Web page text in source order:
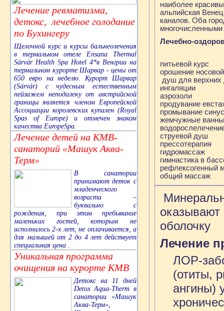
Лечение ревматизма,
детокс, лечебное голодание
по Бухингеру
Щелочной курс и курсы бальнеолечения
в термальном отеле Ensana Thermal
Sárvár Health Spa Hotel 4*в Венгрии на
термальном курорте Шарвар - цены от
650 евро на неделю. Курорт Шарвар
(Sárvár) с чудесным естественным
пейзажем неподалеку от австрийской
границы является членом Европейской
Ассоциации королевских купален (Royal
Spas of Europe) и отмечен знаком
качества EuropeSpa.
Лечение детей на КМВ-
санаторий «Машук Аква-
Терм»
В санатории
принимают деток с
младенческого
возраста –
буквально с
рождения, при этом пребывание
маленьких гостей, которым не
исполнилось 2-х лет, не оплачивается, а
для малышей от 2 до 4 лет действует
специальная цена .
Уникальная программа
очищения на курорте КМВ
Детокс на 11 дней
Detox Aqua-Therm в
санатории «Машук
Аква-Терм»,
наиболее
альпийская
каналов. Оба
Лечебно-
питьевой курс
орошение
душ для верхних
ингаляции
аэрозоли
продувание
промывание
жемчужные ванны
струевой душ
прессотерапия
гидромассаж
гимнастика в
рефлексогенный
общий
оболочку
Лечение
ЛОР-
(отиты,
ангины)